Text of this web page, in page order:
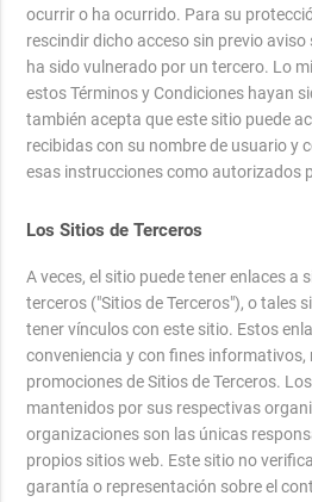
ocurrir o ha ocurrido. Para su
rescindir dicho acceso sin previo
ha sido vulnerado por un tercero. Lo
estos Términos y Condiciones hayan
también acepta que este sitio puede
recibidas con su nombre de usuario y
esas instrucciones como autorizados
Los Sitios de Terceros
A veces, el sitio puede tener enlaces a
terceros ("Sitios de Terceros"), o tales
tener vínculos con este sitio. Estos
conveniencia y con fines informativos,
promociones de Sitios de Terceros.
mantenidos por sus respectivas
organizaciones son las únicas
propios sitios web. Este sitio no
garantía o representación sobre el